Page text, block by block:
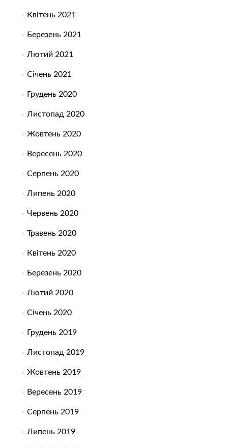
Квітень 2021
Березень 2021
Лютий 2021
Січень 2021
Грудень 2020
Листопад 2020
Жовтень 2020
Вересень 2020
Серпень 2020
Липень 2020
Червень 2020
Травень 2020
Квітень 2020
Березень 2020
Лютий 2020
Січень 2020
Грудень 2019
Листопад 2019
Жовтень 2019
Вересень 2019
Серпень 2019
Липень 2019